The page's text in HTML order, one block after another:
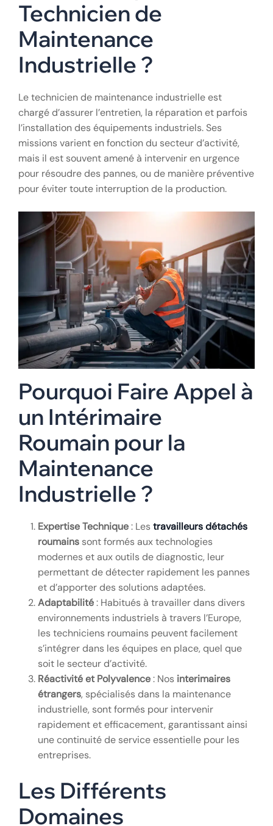
Technicien de
Maintenance
Industrielle ?
Le technicien de maintenance industrielle est
chargé d’assurer l’entretien, la réparation et parfois
l’installation des équipements industriels. Ses
missions varient en fonction du secteur d’activité,
mais il est souvent amené à intervenir en urgence
pour résoudre des pannes, ou de manière préventive
pour éviter toute interruption de la production.
Pourquoi Faire Appel à
un Intérimaire
Roumain pour la
Maintenance
Industrielle ?
Expertise Technique: Lestravailleurs détachés
roumains sont formés aux technologies
modernes et aux outils de diagnostic, leur
permettant de détecter rapidement les pannes
et d’apporter des solutions adaptées.
Adaptabilité: Habitués à travailler dans divers
environnements industriels à travers l’Europe,
les techniciens roumains peuvent facilement
s’intégrer dans les équipes en place, quel que
soit le secteur d’activité.
Réactivité et Polyvalence: Nos interimaires
étrangers, spécialisés dans la maintenance
industrielle, sont formés pour intervenir
rapidement et efficacement, garantissant ainsi
une continuité de service essentielle pour les
entreprises.
Les Différents
Domaines